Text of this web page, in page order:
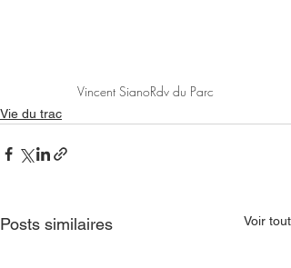
Vincent SianoRdv du Parc
Vie du trac
Posts similaires Voir tout